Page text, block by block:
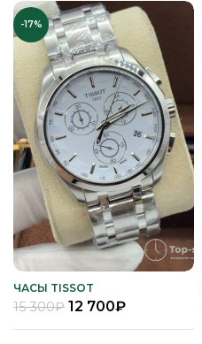
-17%
ЧАСЫ TISSOT
15 300₽ 12 700₽